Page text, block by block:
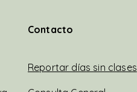
Contacto
Reportar días sin clases